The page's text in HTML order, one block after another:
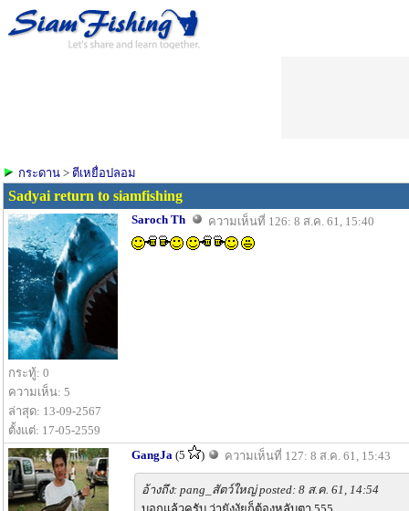
กระดาน > ตีเหยื่อปลอม
Sadyai return to siamfishing
กระทู้: 0
ความเห็น: 5
ล่าสุด: 13-09-2567
ตั้งแต่: 17-05-2559
Saroch Th ความเห็นที่ 126: 8 ส.ค. 61, 15:40
GangJa (5 ) ความเห็นที่ 127: 8 ส.ค. 61, 15:43
อ้างถึง: pang_สัตว์ใหญ่ posted: 8 ส.ค. 61, 14:54